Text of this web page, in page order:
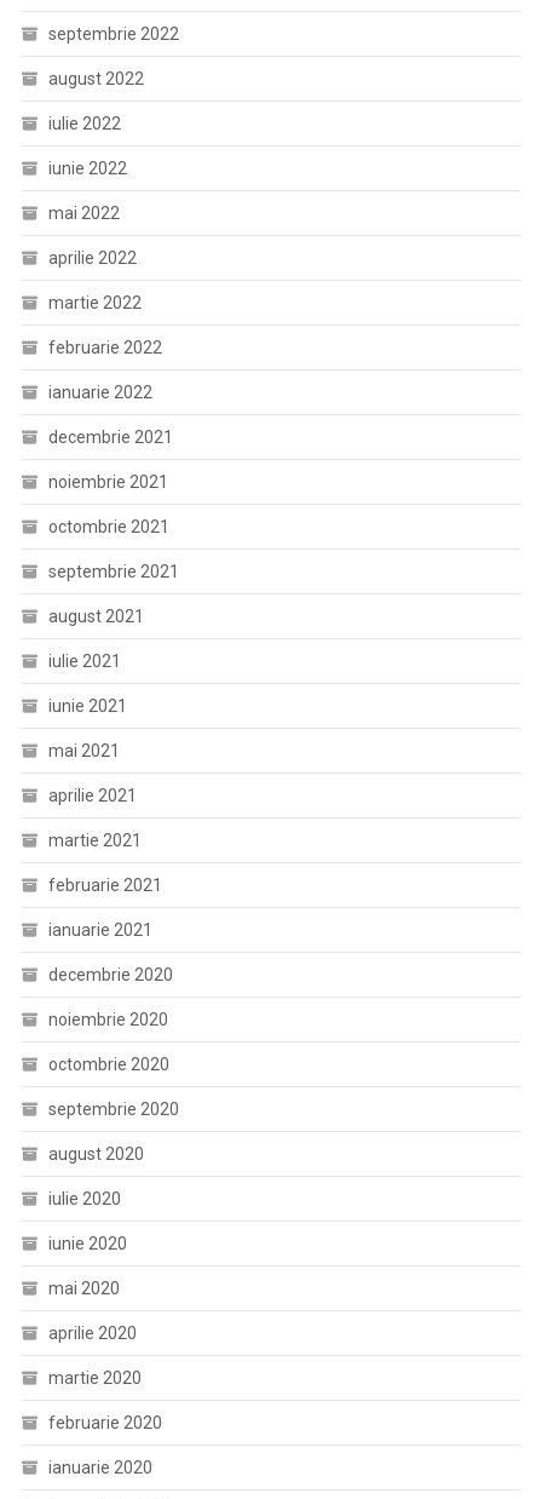
septembrie 2022
august 2022
iulie 2022
iunie 2022
mai 2022
aprilie 2022
martie 2022
februarie 2022
ianuarie 2022
decembrie 2021
noiembrie 2021
octombrie 2021
septembrie 2021
august 2021
iulie 2021
iunie 2021
mai 2021
aprilie 2021
martie 2021
februarie 2021
ianuarie 2021
decembrie 2020
noiembrie 2020
octombrie 2020
septembrie 2020
august 2020
iulie 2020
iunie 2020
mai 2020
aprilie 2020
martie 2020
februarie 2020
ianuarie 2020